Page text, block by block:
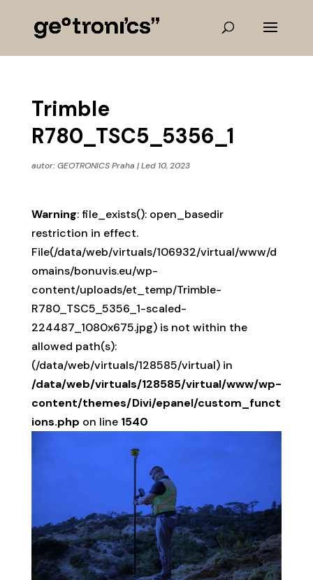
Trimble
R780_TSC5_5356_1
autor:GEOTRONICS Praha |Led 10, 2023
Warning: file_exists(): open_basedir
restriction in effect.
File(/data/web/virtuals/106932/virtual/www/d
omains/bonuvis.eu/wp-
content/uploads/et_temp/Trimble-
R780_TSC5_5356_1-scaled-
224487_1080x675.jpg) is not within the
allowed path(s):
(/data/web/virtuals/128585/virtual) in
/data/web/virtuals/128585/virtual/www/wp-
content/themes/Divi/epanel/custom_funct
ions.php on line 1540